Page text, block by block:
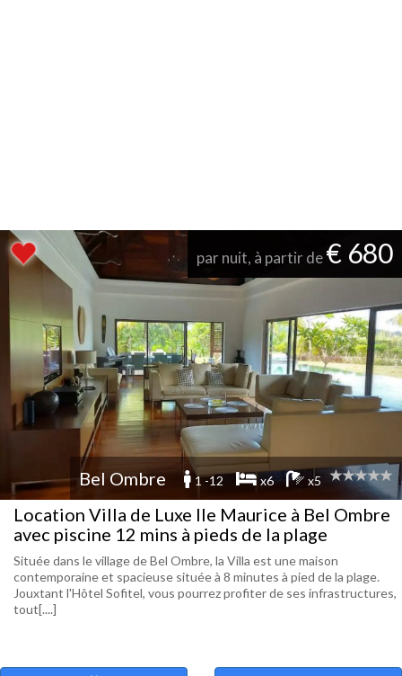
par nuit, à partir de€ 680
Bel Ombre 1 -12 x6 x5
Location Villa de Luxe Ile Maurice à Bel Ombre
avec piscine 12 mins à pieds de la plage
Située dans le village de Bel Ombre, la Villa est une maison
contemporaine et spacieuse située à 8 minutes à pied de la plage.
Jouxtant l'Hôtel Sofitel, vous pourrez profiter de ses infrastructures,
tout[....]